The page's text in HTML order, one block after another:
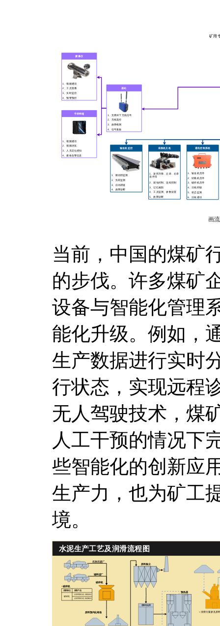
当前，中国的煤矿
的步伐。许多煤矿
设备与智能化管理
能化升级。例如，
生产数据进行实时
行状态，实现远程
无人驾驶技术，煤
人工干预的情况下
些智能化的创新应
生产力，也为矿工
境。